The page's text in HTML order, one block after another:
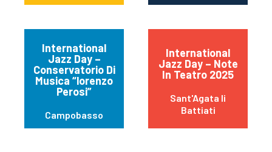
International
Jazz Day –
Conservatorio Di
Musica “lorenzo
Perosi”
Campobasso
International
Jazz Day – Note
In Teatro 2025
Sant'Agata li
Battiati